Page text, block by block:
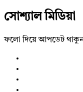
সোশ্যাল মিডিয়া
ফলো দিয়ে আপডেট